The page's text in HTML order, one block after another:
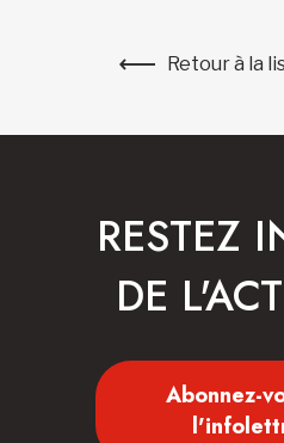
Retour à la
RESTEZ
DE
Abonnez-